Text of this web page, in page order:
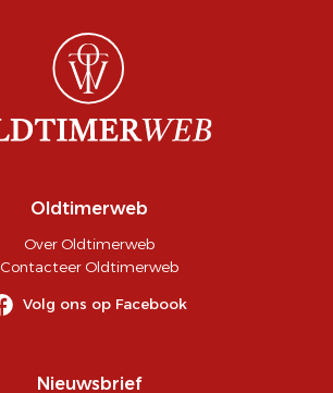
Oldtimerweb
Over Oldtimerweb
Contacteer Oldtimerweb
Volg ons op Facebook
Nieuwsbrief